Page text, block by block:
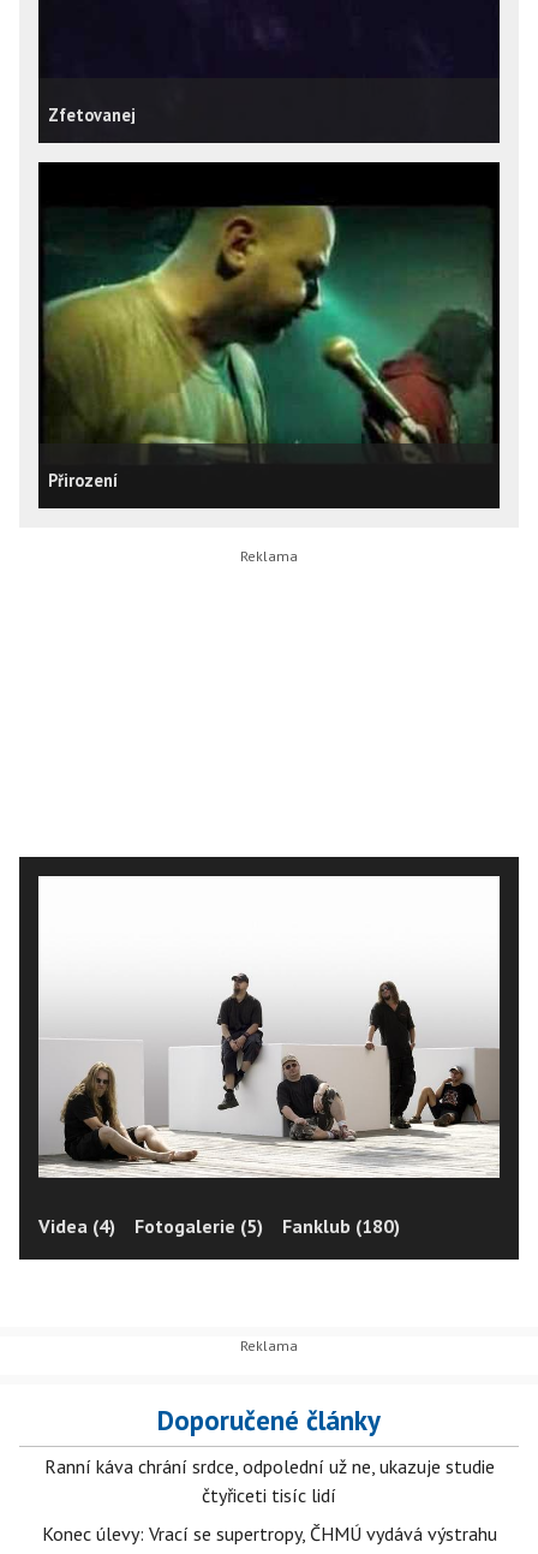
Zfetovanej
Přirození
Videa (4) Fotogalerie (5) Fanklub (180)
Doporučené články
Ranní káva chrání srdce, odpolední už ne, ukazuje studie
čtyřiceti tisíc lidí
Konec úlevy: Vrací se supertropy, ČHMÚ vydává výstrahu